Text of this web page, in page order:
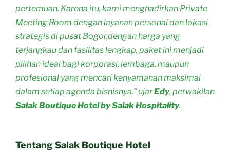
pertemuan. Karena itu, kami menghadirkan Private
Meeting Room dengan layanan personal dan lokasi
strategis di pusat Bogor,dengan harga yang
terjangkau dan fasilitas lengkap, paket ini menjadi
pilihan ideal bagi korporasi, lembaga, maupun
profesional yang mencari kenyamanan maksimal
dalam setiap agenda bisnisnya.” ujarEdy, perwakilan
Salak Boutique Hotel by Salak Hospitality.
Tentang Salak Boutique Hotel